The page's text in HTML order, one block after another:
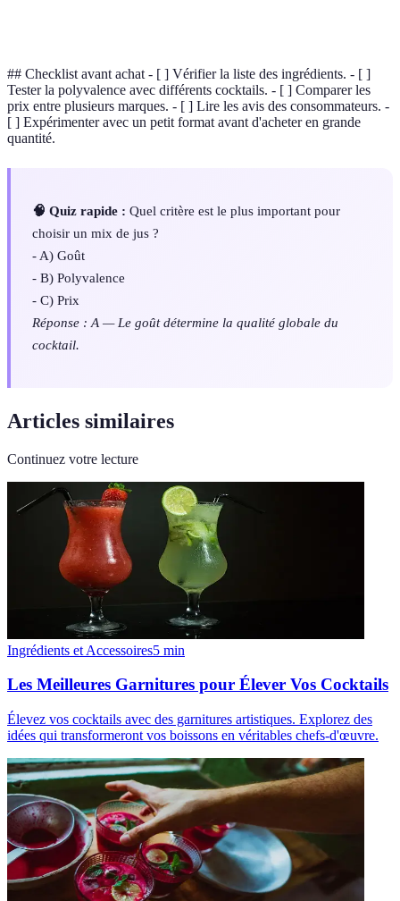
## Checklist avant achat - [ ] Vérifier la liste des ingrédients. - [ ]
Tester la polyvalence avec différents cocktails. - [ ] Comparer les
prix entre plusieurs marques. - [ ] Lire les avis des consommateurs. -
[ ] Expérimenter avec un petit format avant d'acheter en grande
quantité.
🧠 Quiz rapide : Quel critère est le plus important pour
choisir un mix de jus ?
- A) Goût
- B) Polyvalence
- C) Prix
Réponse : A — Le goût détermine la qualité globale du
cocktail.
Articles similaires
Continuez votre lecture
Ingrédients et Accessoires5 min
Les Meilleures Garnitures pour Élever Vos Cocktails
Élevez vos cocktails avec des garnitures artistiques. Explorez des
idées qui transformeront vos boissons en véritables chefs-d'œuvre.